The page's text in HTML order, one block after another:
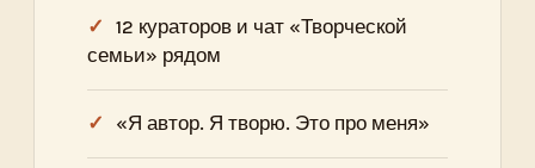
12 кураторов и чат «Творческой
семьи» рядом
«Я автор. Я творю. Это про меня»